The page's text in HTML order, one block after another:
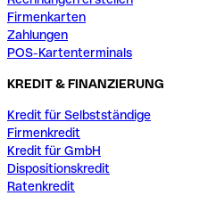
Firmenkarten
Zahlungen
POS-Kartenterminals
KREDIT & FINANZIERUNG
Kredit für Selbstständige
Firmenkredit
Kredit für GmbH
Dispositionskredit
Ratenkredit